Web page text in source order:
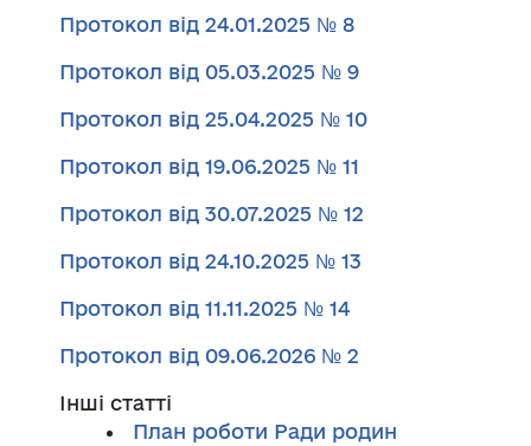
Протокол від 24.01.2025 № 8
Протокол від 05.03.2025 № 9
Протокол від 25.04.2025 № 10
Протокол від 19.06.2025 № 11
Протокол від 30.07.2025 № 12
Протокол від 24.10.2025 № 13
Протокол від 11.11.2025 № 14
Протокол від 09.06.2026 № 2
Інші статті
План роботи Ради родин